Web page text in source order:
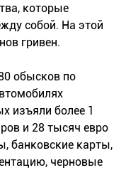
которые
собой. На этой
гривен.
обысков по
изъяли более 1
и 28 тысяч евро
банковские карты,
черновые